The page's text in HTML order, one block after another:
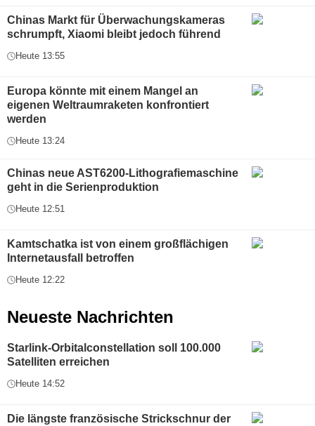
Chinas Markt für Überwachungskameras
schrumpft, Xiaomi bleibt jedoch führend
Heute 13:55
Europa könnte mit einem Mangel an
eigenen Weltraumraketen konfrontiert
werden
Heute 13:24
Chinas neue AST6200-Lithografiemaschine
geht in die Serienproduktion
Heute 12:51
Kamtschatka ist von einem großflächigen
Internetausfall betroffen
Heute 12:22
Neueste Nachrichten
Starlink-Orbitalconstellation soll 100.000
Satelliten erreichen
Heute 14:52
Die längste französische Strickschnur der